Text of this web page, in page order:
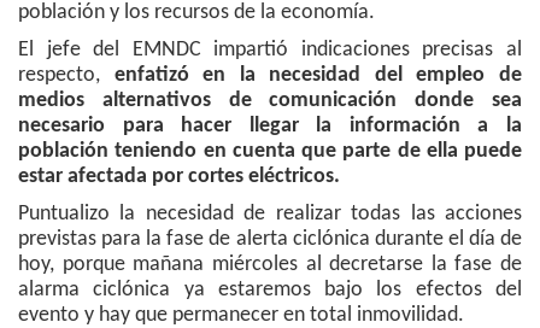
población y los recursos de la economía.
El jefe del EMNDC impartió indicaciones precisas al
respecto, enfatizó en la necesidad del empleo de
medios alternativos de comunicación donde sea
necesario para hacer llegar la información a la
población teniendo en cuenta que parte de ella puede
estar afectada por cortes eléctricos.
Puntualizo la necesidad de realizar todas las acciones
previstas para la fase de alerta ciclónica durante el día de
hoy, porque mañana miércoles al decretarse la fase de
alarma ciclónica ya estaremos bajo los efectos del
evento y hay que permanecer en total inmovilidad.